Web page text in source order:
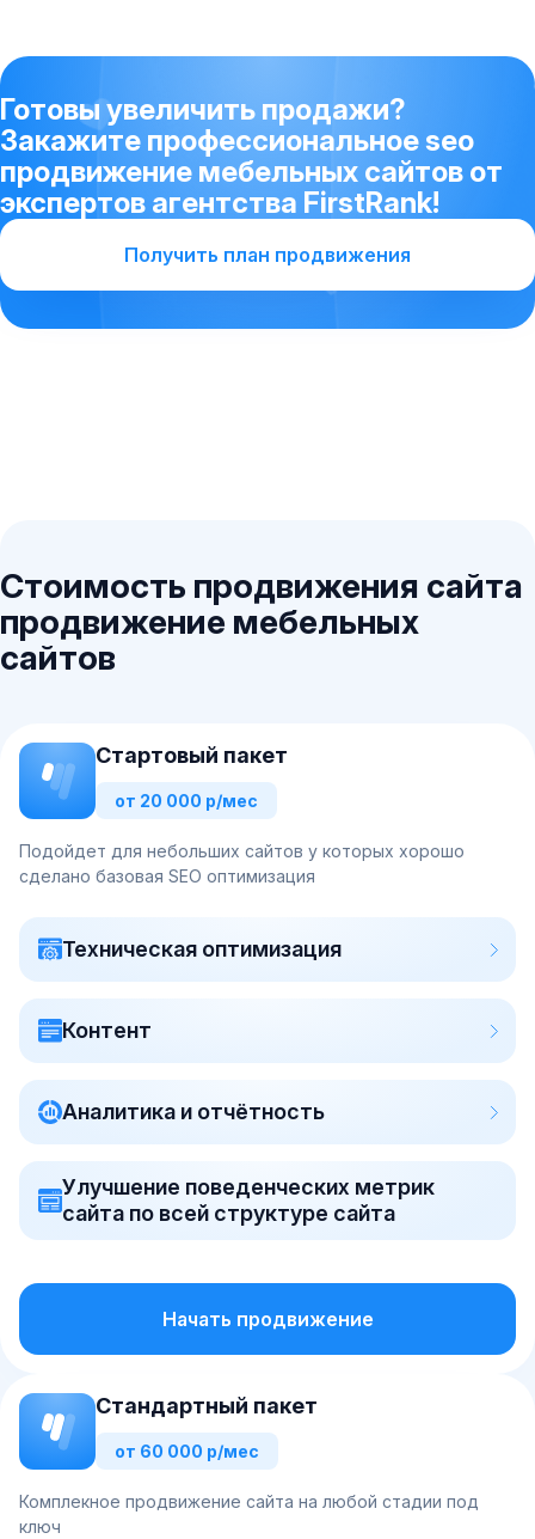
Готовы увеличить продажи?
Закажите профессиональное seo
продвижение мебельных сайтов от
экспертов агентства FirstRank!
Получить план продвижения
Стоимость продвижения сайта
продвижение мебельных
сайтов
Стартовый пакет
от 20 000 р/мес
Подойдет для небольших сайтов у которых хорошо
сделано базовая SEO оптимизация
Техническая оптимизация
Контент
Аналитика и отчётность
Улучшение поведенческих метрик
сайта по всей структуре сайта
Начать продвижение
Стандартный пакет
от 60 000 р/мес
Комплекное продвижение сайта на любой стадии под
ключ